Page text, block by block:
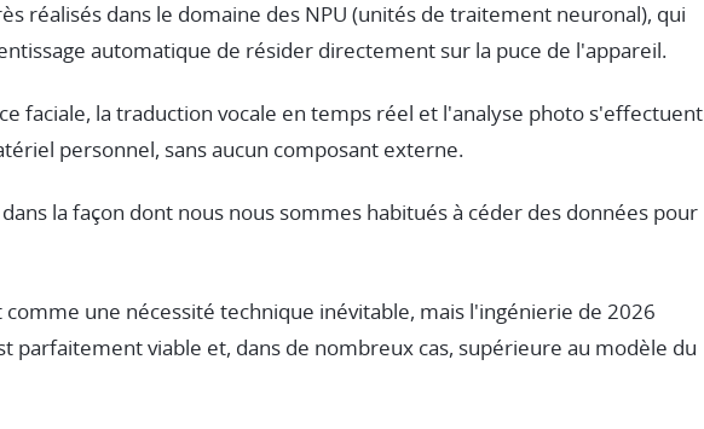
réalisés dans le domaine des NPU (unités de traitement neuronal), qui
automatique de résider directement sur la puce de l'appareil.
faciale, la traduction vocale en temps réel et l'analyse photo s'effectuent
personnel, sans aucun composant externe.
la façon dont nous nous sommes habitués à céder des données pour
une nécessité technique inévitable, mais l'ingénierie de 2026
parfaitement viable et, dans de nombreux cas, supérieure au modèle du